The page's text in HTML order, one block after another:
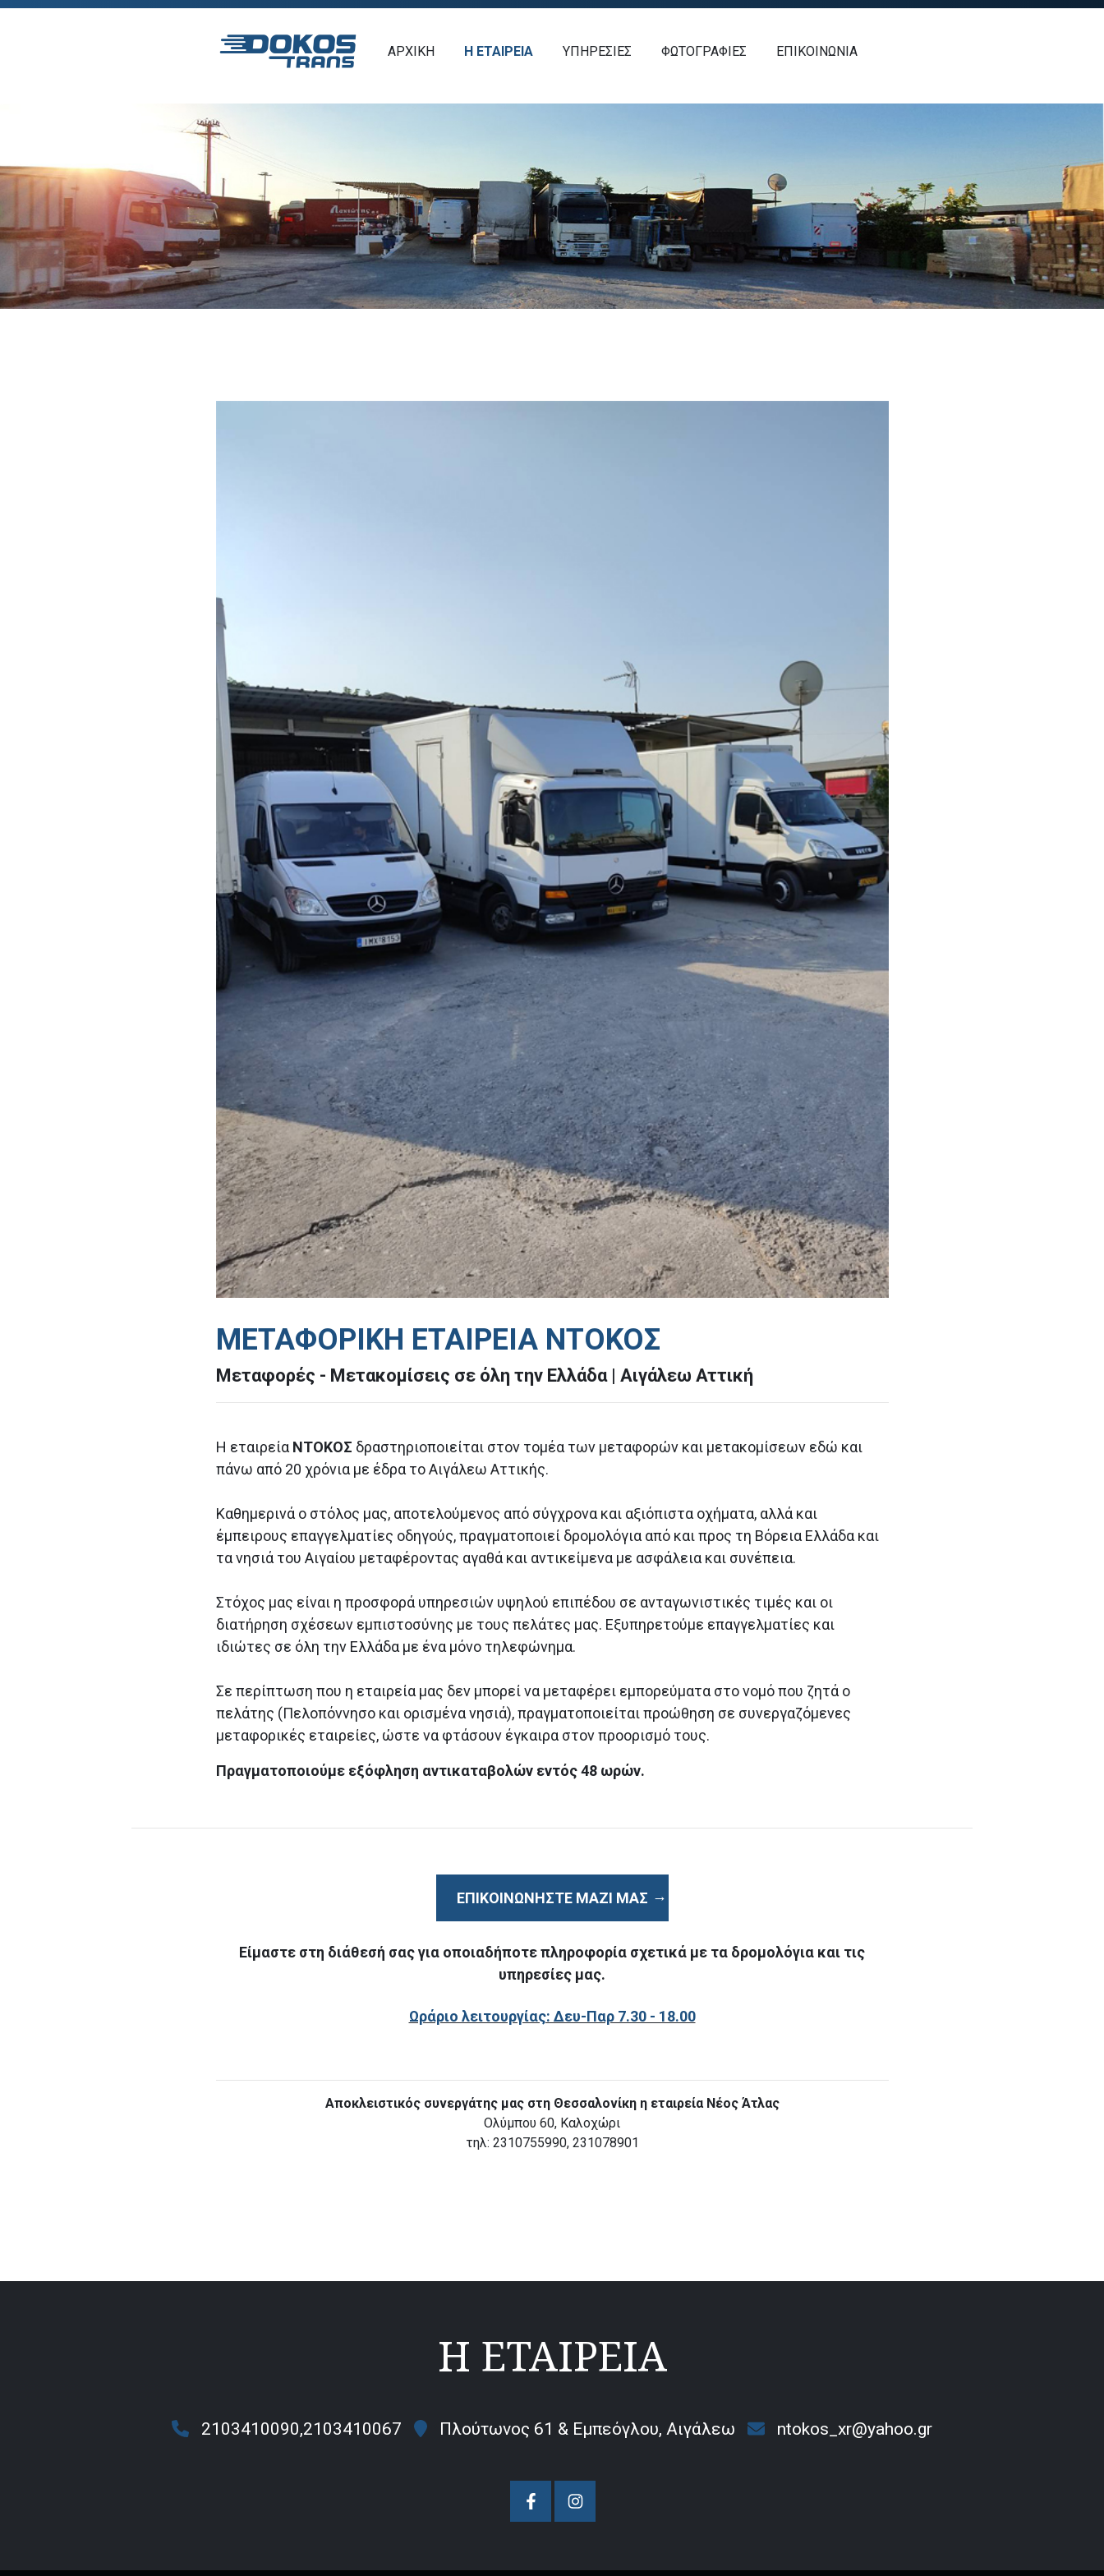
ΑΡΧΙΚΗ Η ΕΤΑΙΡΕΙΑ ΥΠΗΡΕΣΙΕΣ ΦΩΤΟΓΡΑΦΙΕΣ ΕΠΙΚΟΙΝΩΝΙΑ
ΜΕΤΑΦΟΡΙΚΗ ΕΤΑΙΡΕΙΑ ΝΤΟΚΟΣ
Μεταφορές - Μετακομίσεις σε όλη την Ελλάδα | Αιγάλεω Αττική
Η εταιρεία ΝΤΟΚΟΣ δραστηριοποιείται στον τομέα των μεταφορών και μετακομίσεων εδώ και
πάνω από 20 χρόνια με έδρα το Αιγάλεω Αττικής.
Καθημερινά ο στόλος μας, αποτελούμενος από σύγχρονα και αξιόπιστα οχήματα, αλλά και
έμπειρους επαγγελματίες οδηγούς, πραγματοποιεί δρομολόγια από και προς τη Βόρεια Ελλάδα και
τα νησιά του Αιγαίου μεταφέροντας αγαθά και αντικείμενα με ασφάλεια και συνέπεια.
Στόχος μας είναι η προσφορά υπηρεσιών υψηλού επιπέδου σε ανταγωνιστικές τιμές και οι
διατήρηση σχέσεων εμπιστοσύνης με τους πελάτες μας. Εξυπηρετούμε επαγγελματίες και
ιδιώτες σε όλη την Ελλάδα με ένα μόνο τηλεφώνημα.
Σε περίπτωση που η εταιρεία μας δεν μπορεί να μεταφέρει εμπορεύματα στο νομό που ζητά ο
πελάτης (Πελοπόννησο και ορισμένα νησιά), πραγματοποιείται προώθηση σε συνεργαζόμενες
μεταφορικές εταιρείες, ώστε να φτάσουν έγκαιρα στον προορισμό τους.
Πραγματοποιούμε εξόφληση αντικαταβολών εντός 48 ωρών.
ΕΠΙΚΟΙΝΩΝΉΣΤΕ ΜΑΖΊ ΜΑΣ
Είμαστε στη διάθεσή σας για οποιαδήποτε πληροφορία σχετικά με τα δρομολόγια και τις
υπηρεσίες μας.
Ωράριο λειτουργίας: Δευ-Παρ 7.30 - 18.00
Αποκλειστικός συνεργάτης μας στη Θεσσαλονίκη η εταιρεία Νέος Άτλας
Ολύμπου 60, Καλοχώρι
τηλ: 2310755990, 231078901
Η ΕΤΑΙΡΕΙΑ
2103410090,2103410067 Πλούτωνος 61 & Εμπεόγλου, Αιγάλεω ntokos_xr@yahoo.gr